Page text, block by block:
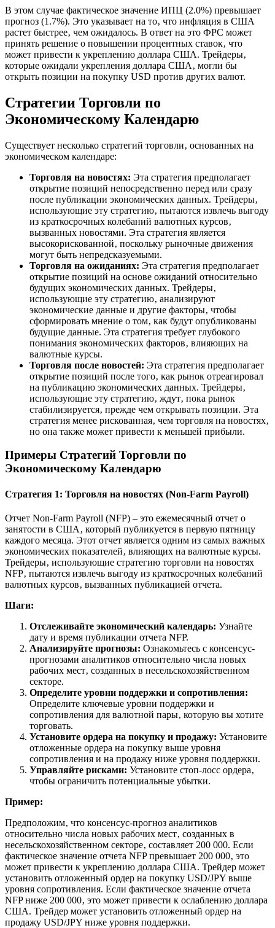
В этом случае фактическое значение ИПЦ (2.0%) превышает
прогноз (1.7%). Это указывает на то‚ что инфляция в США
растет быстрее‚ чем ожидалось. В ответ на это ФРС может
принять решение о повышении процентных ставок‚ что
может привести к укреплению доллара США. Трейдеры‚
которые ожидали укрепления доллара США‚ могли бы
открыть позиции на покупку USD против других валют.
Стратегии Торговли по
Экономическому Календарю
Существует несколько стратегий торговли‚ основанных на
экономическом календаре:
Торговля на новостях: Эта стратегия предполагает
открытие позиций непосредственно перед или сразу
после публикации экономических данных. Трейдеры‚
использующие эту стратегию‚ пытаются извлечь выгоду
из краткосрочных колебаний валютных курсов‚
вызванных новостями. Эта стратегия является
высокорискованной‚ поскольку рыночные движения
могут быть непредсказуемыми.
Торговля на ожиданиях: Эта стратегия предполагает
открытие позиций на основе ожиданий относительно
будущих экономических данных. Трейдеры‚
использующие эту стратегию‚ анализируют
экономические данные и другие факторы‚ чтобы
сформировать мнение о том‚ как будут опубликованы
будущие данные. Эта стратегия требует глубокого
понимания экономических факторов‚ влияющих на
валютные курсы.
Торговля после новостей: Эта стратегия предполагает
открытие позиций после того‚ как рынок отреагировал
на публикацию экономических данных. Трейдеры‚
использующие эту стратегию‚ ждут‚ пока рынок
стабилизируется‚ прежде чем открывать позиции. Эта
стратегия менее рискованная‚ чем торговля на новостях‚
но она также может привести к меньшей прибыли.
Примеры Стратегий Торговли по
Экономическому Календарю
Стратегия 1: Торговля на новостях (Non-Farm Payroll)
Отчет Non-Farm Payroll (NFP) – это ежемесячный отчет о
занятости в США‚ который публикуется в первую пятницу
каждого месяца. Этот отчет является одним из самых важных
экономических показателей‚ влияющих на валютные курсы.
Трейдеры‚ использующие стратегию торговли на новостях
NFP‚ пытаются извлечь выгоду из краткосрочных колебаний
валютных курсов‚ вызванных публикацией отчета.
Шаги:
Отслеживайте экономический календарь: Узнайте
дату и время публикации отчета NFP.
Анализируйте прогнозы: Ознакомьтесь с консенсус-
прогнозами аналитиков относительно числа новых
рабочих мест‚ созданных в несельскохозяйственном
секторе.
Определите уровни поддержки и сопротивления:
Определите ключевые уровни поддержки и
сопротивления для валютной пары‚ которую вы хотите
торговать.
Установите ордера на покупку и продажу: Установите
отложенные ордера на покупку выше уровня
сопротивления и на продажу ниже уровня поддержки.
Управляйте рисками: Установите стоп-лосс ордера‚
чтобы ограничить потенциальные убытки.
Пример:
Предположим‚ что консенсус-прогноз аналитиков
относительно числа новых рабочих мест‚ созданных в
несельскохозяйственном секторе‚ составляет 200 000. Если
фактическое значение отчета NFP превышает 200 000‚ это
может привести к укреплению доллара США. Трейдер может
установить отложенный ордер на покупку USD/JPY выше
уровня сопротивления. Если фактическое значение отчета
NFP ниже 200 000‚ это может привести к ослаблению доллара
США. Трейдер может установить отложенный ордер на
продажу USD/JPY ниже уровня поддержки.